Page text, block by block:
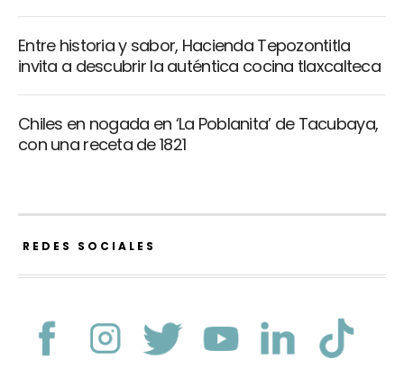
Entre historia y sabor, Hacienda Tepozontitla
invita a descubrir la auténtica cocina tlaxcalteca
Chiles en nogada en ‘La Poblanita’ de Tacubaya,
con una receta de 1821
REDES SOCIALES